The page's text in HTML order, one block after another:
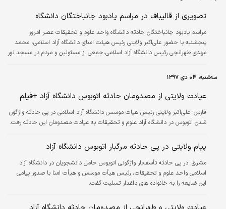
تصویری از قالیباف در مراسم یادبود جانباختگان دانشگاه
مراسم یادبود جانباختگان حادثه دانشگاه واحد علوم و تحقیقات عصر امروز
پنجشنبه با حضور علی‌اکبر ولایتی رئیس هیئت امنای دانشگاه آزاد اسلامی، محمد
مهدی طهرانچی رئیس دانشگاه آزاد اسلامی،جمعی از مسئولین و مردم در مسجد نور
سه‌شنبه، ۰۴ دی ۱۳۹۷
عیادت ولایتی از مصدومان حادثه اتوبوس دانشگاه آزاد +فیلم
فارس: علی‌اکبر ولایتی رئیس هیات موسس دانشگاه آزاد اسلامی در پی حادثه واژگون
شدن اتوبوس در دانشگاه آزاد علوم و تحقیقات به عیادت مصدومان این حادثه رفت.
پیام ولایتی در پی حادثه مرگبار اتوبوس دانشگاه آزاد
مشرق: در پی حادثه تأسف‌بار واژگونی اتوبوس حامل دانشجویان در دانشگاه آزاد
اسلامی واحد علوم و تحقیقات، رئیس هیأت موسس و هیأت امنا با صدور پیامی
این ضایعه را به خانواده های داغدار تسلیت گفت.